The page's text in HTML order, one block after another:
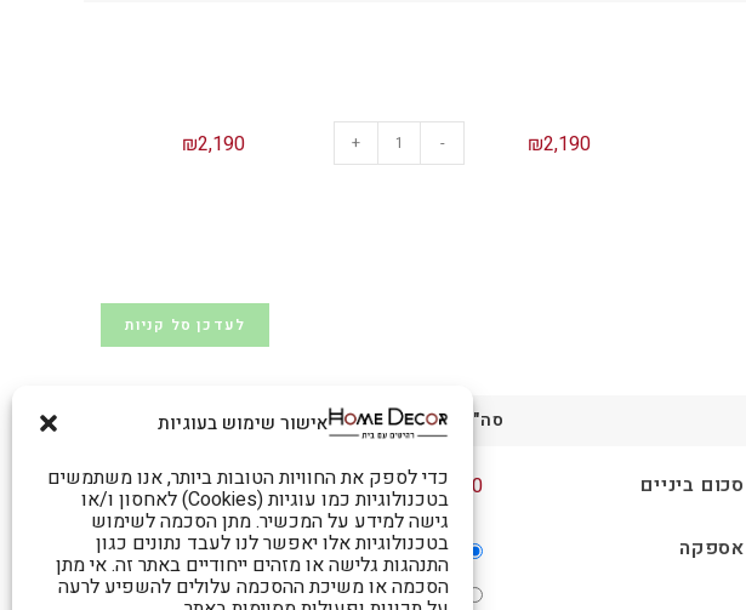
אישור שימוש בעוגיות
כדי לספק את החוויות הטובות ביותר, אנו משתמשים
בטכנולוגיות כמו עוגיות (Cookies) לאחסון ו/או
גישה למידע על המכשיר. מתן הסכמה לשימוש
בטכנולוגיות אלו יאפשר לנו לעבד נתונים כגון
התנהגות גלישה או מזהים ייחודיים באתר זה. אי מתן
הסכמה או משיכת ההסכמה עלולים להשפיע לרעה
₪2,190
-
+
₪2,190
לעדכן סל קניות
סה"כ בסל הקניות
סכום ביניים ₪2,190
אספקה משלוח: ₪299
איסוף עצמי​ - רח' אברהם רוזנמן, מתחם